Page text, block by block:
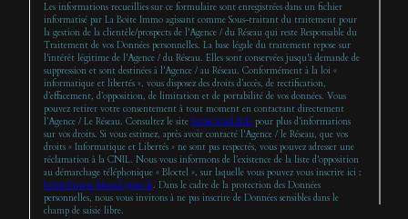
Les informations recueillies sur ce formulaire sont enregistrées dans un fichier
informatisé par La Boite Immo agissant comme Sous-traitant du traitement pour
la gestion de la clientèle/prospects de l'Agence / du Réseau qui reste Responsable du
Traitement de vos Données personnelles. La base légale du traitement repose sur
l'intérêt légitime de l'Agence / du Réseau. Elles sont conservées jusqu'à demande de
suppression et sont destinées à l'Agence / au Réseau. Conformément à la loi «
informatique et libertés », vous disposez des droits d’accès, de rectification,
d’effacement, d’opposition, de limitation et de portabilité de vos données. Vous
pouvez retirer votre consentement à tout moment en contactant directement
l’Agence / Le Réseau. Consultez le site https://cnil.fr/fr pour plus d’informations
sur vos droits. Si vous estimez, après avoir contacté l'Agence / le Réseau, que vos
droits « Informatique et Libertés » ne sont pas respectés, vous pouvez adresser une
réclamation à la CNIL. Nous vous informons de l’existence de la liste d'opposition
au démarchage téléphonique « Bloctel », sur laquelle vous pouvez vous inscrire ici :
https://www.bloctel.gouv.fr. Dans le cadre de la protection des Données
personnelles, nous vous invitons à ne pas inscrire de Données sensibles dans le
champ de saisie libre.